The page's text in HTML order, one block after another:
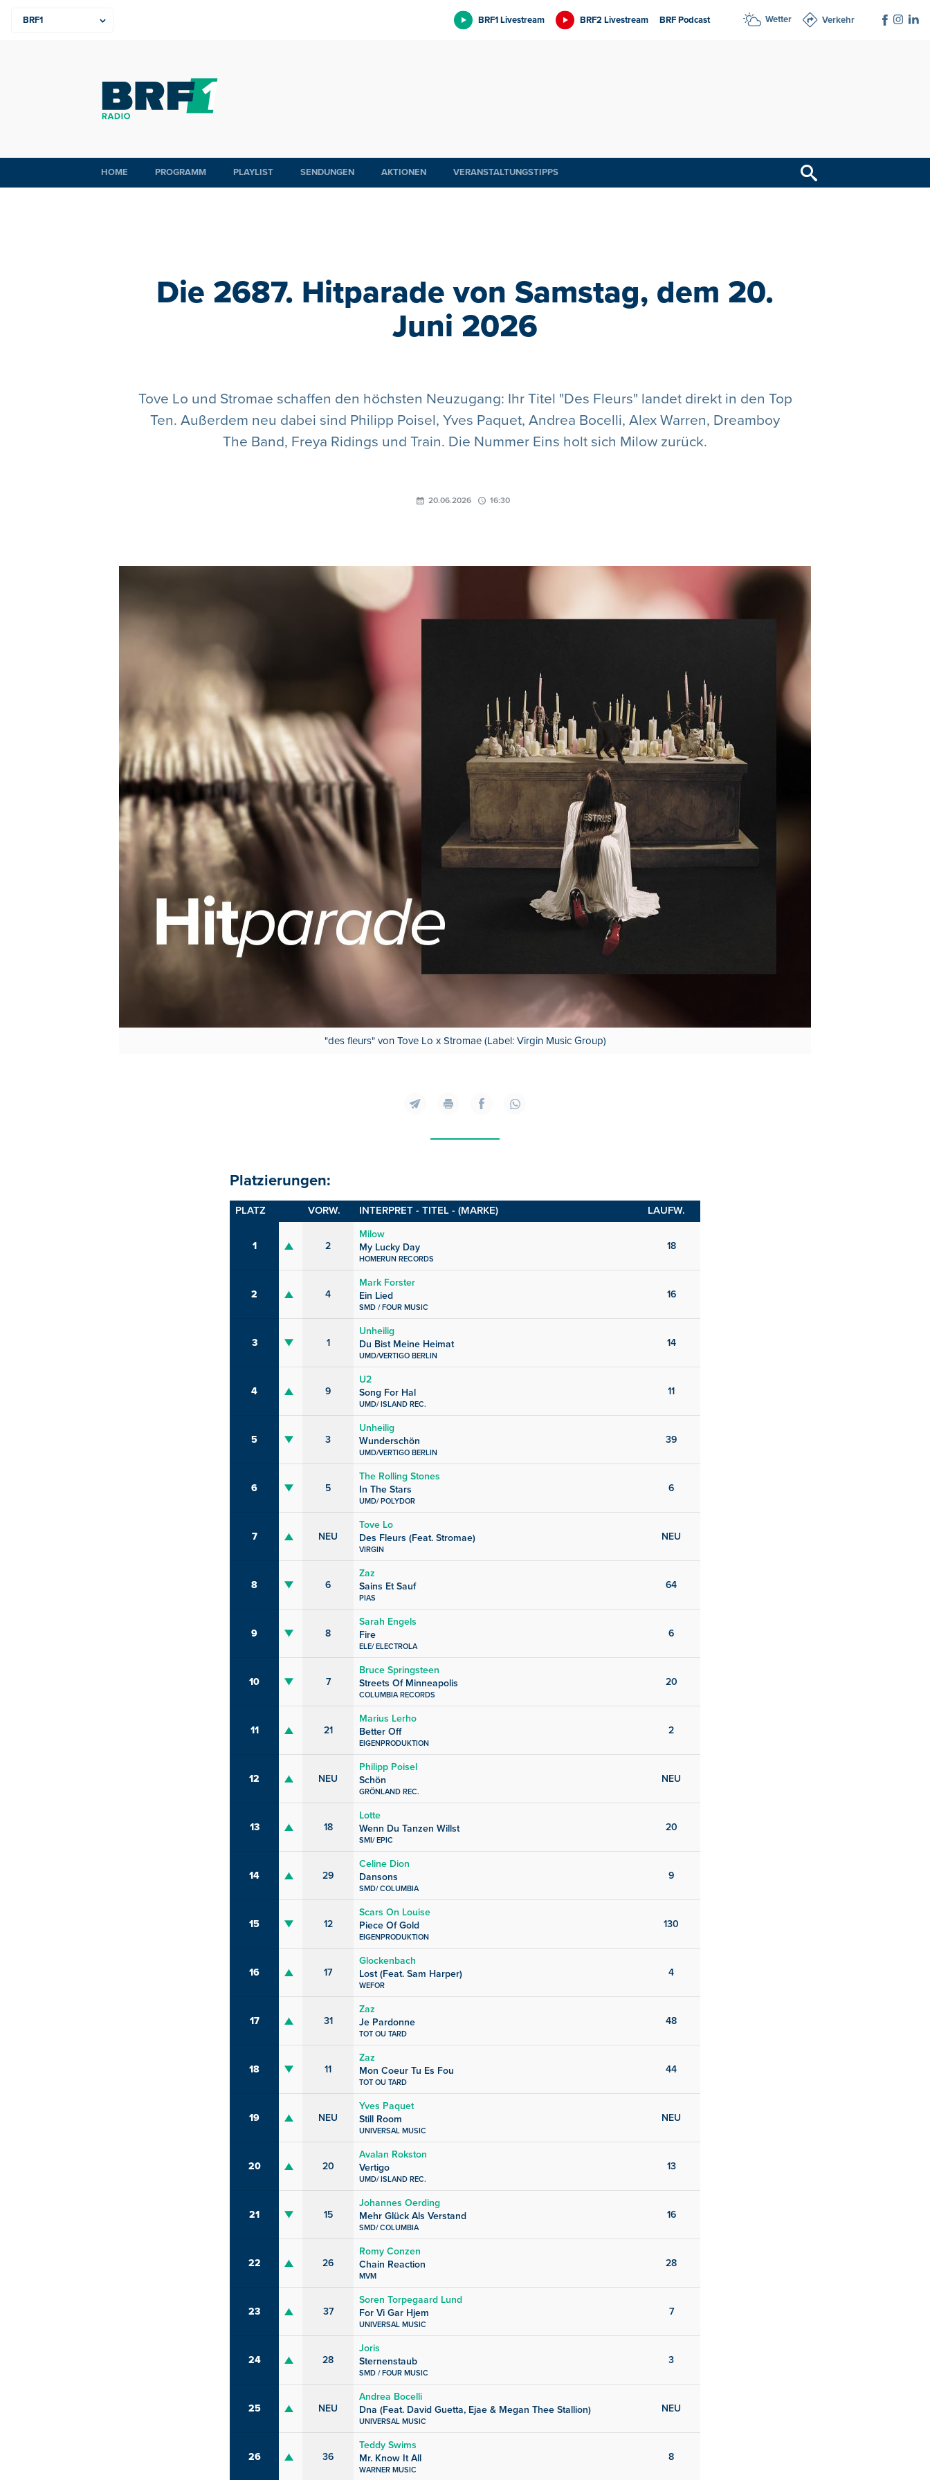
BRF1 Livestream BRF2 Livestream BRF Podcast Wetter Verkehr
HOME PROGRAMM PLAYLIST SENDUNGEN AKTIONEN VERANSTALTUNGSTIPPS
Die 2687. Hitparade von Samstag, dem 20.
Juni 2026
Tove Lo und Stromae schaffen den höchsten Neuzugang: Ihr Titel "Des Fleurs" landet direkt in den Top
Ten. Außerdem neu dabei sind Philipp Poisel, Yves Paquet, Andrea Bocelli, Alex Warren, Dreamboy
The Band, Freya Ridings und Train. Die Nummer Eins holt sich Milow zurück.
20.06.2026 16:30
"des fleurs" von Tove Lo x Stromae (Label: Virgin Music Group)
Platzierungen:
PLATZ VORW. INTERPRET - TITEL - (MARKE) LAUFW.
1 2
Milow
My Lucky Day
HOMERUN RECORDS
18
2 4
Mark Forster
Ein Lied
SMD / FOUR MUSIC
16
3 1
Unheilig
Du Bist Meine Heimat
UMD/VERTIGO BERLIN
14
4 9
U2
Song For Hal
UMD/ ISLAND REC.
11
5 3
Unheilig
Wunderschön
UMD/VERTIGO BERLIN
39
6 5
The Rolling Stones
In The Stars
UMD/ POLYDOR
6
7 NEU
Tove Lo
Des Fleurs (Feat. Stromae)
VIRGIN
NEU
8 6
Zaz
Sains Et Sauf
PIAS
64
9 8
Sarah Engels
Fire
ELE/ ELECTROLA
6
10 7
Bruce Springsteen
Streets Of Minneapolis
COLUMBIA RECORDS
20
11 21
Marius Lerho
Better Off
EIGENPRODUKTION
2
12 NEU
Philipp Poisel
Schön
GRÖNLAND REC.
NEU
13 18
Lotte
Wenn Du Tanzen Willst
SMI/ EPIC
20
14 29
Celine Dion
Dansons
SMD/ COLUMBIA
9
15 12
Scars On Louise
Piece Of Gold
EIGENPRODUKTION
130
16 17
Glockenbach
Lost (Feat. Sam Harper)
WEFOR
4
17 31
Zaz
Je Pardonne
TOT OU TARD
48
18 11
Zaz
Mon Coeur Tu Es Fou
TOT OU TARD
44
19 NEU
Yves Paquet
Still Room
UNIVERSAL MUSIC
NEU
20 20
Avalan Rokston
Vertigo
UMD/ ISLAND REC.
13
21 15
Johannes Oerding
Mehr Glück Als Verstand
SMD/ COLUMBIA
16
22 26
Romy Conzen
Chain Reaction
MVM
28
23 37
Soren Torpegaard Lund
For Vi Gar Hjem
UNIVERSAL MUSIC
7
24 28
Joris
Sternenstaub
SMD / FOUR MUSIC
3
25 NEU
Andrea Bocelli
Dna (Feat. David Guetta, Ejae & Megan Thee Stallion)
UNIVERSAL MUSIC
NEU
26 36
Teddy Swims
Mr. Know It All
WARNER MUSIC
8